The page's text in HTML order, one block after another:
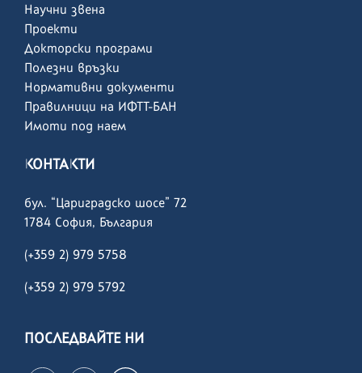
Научни звена
Проекти
Докторски програми
Полезни връзки
Нормативни документи
Правилници на ИФТТ-БАН
Имоти под наем
КОНТАКТИ
бул. “Цариградско шосе” 72
1784 София, България
(+359 2) 979 5758
(+359 2) 979 5792
ПОСЛЕДВАЙТЕ НИ